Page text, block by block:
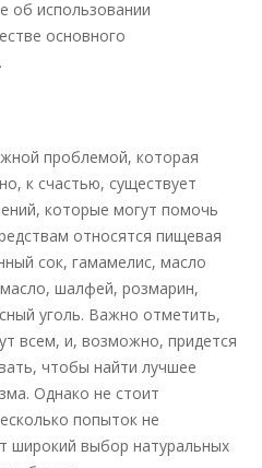
об использовании
основного
проблемой, которая
к счастью, существует
которые могут помочь
относятся пищевая
сок, гамамелис, масло
шалфей, розмарин,
уголь. Важно отметить,
всем, и, возможно, придется
чтобы найти лучшее
Однако не стоит
попыток не
широкий выбор натуральных